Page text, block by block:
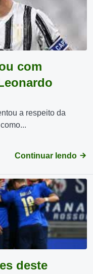
com
a respeito da
Continuar lendo
deste